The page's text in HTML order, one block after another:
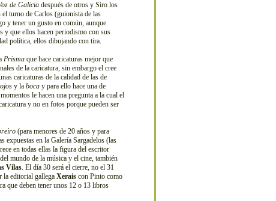
de Galicia después de otros y Siro los
el turno de Carlos (guionista de las
y tener un gusto en común, aunque
y que ellos hacen periodismo con sus
política, ellos dibujando con tira.
Prisma que hace caricaturas mejor que
de la caricatura, sin embargo el cree
caricaturas de la calidad de las de
ojos y la boca y para ello hace una de
le hacen una pregunta a la cual el
y no en fotos porque pueden ser
(para menores de 20 años y para
expuestas en la Galería Sargadelos (las
en todas ellas la figura del escritor
mundo de la música y el cine, también
Vilas. El día 30 será el cierre, no el 31
la editorial gallega Xerais con Pinto como
que deben tener unos 12 o 13 libros